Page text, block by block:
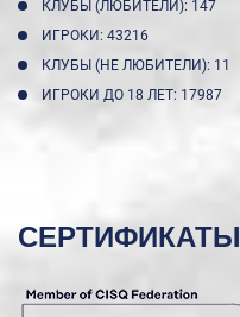
КЛУБЫ (ЛЮБИТЕЛИ): 147
ИГРОКИ: 43216
КЛУБЫ (НЕ ЛЮБИТЕЛИ): 11
ИГРОКИ ДО 18 ЛЕТ: 17987
СЕРТИФИКАТЫ